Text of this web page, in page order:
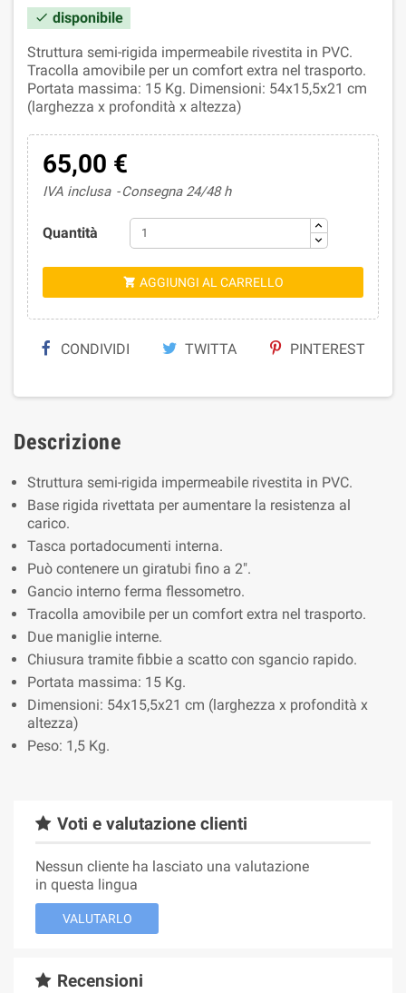
 disponibile
Struttura semi-rigida impermeabile rivestita in PVC.
Tracolla amovibile per un comfort extra nel trasporto.
Portata massima: 15 Kg. Dimensioni: 54x15,5x21 cm
(larghezza x profondità x altezza)
65,00 €
IVA inclusa Consegna 24/48 h
Quantità
 AGGIUNGI AL CARRELLO
CONDIVIDI TWITTA PINTEREST
Descrizione
Struttura semi-rigida impermeabile rivestita in PVC.
Base rigida rivettata per aumentare la resistenza al
carico.
Tasca portadocumenti interna.
Può contenere un giratubi fino a 2".
Gancio interno ferma flessometro.
Tracolla amovibile per un comfort extra nel trasporto.
Due maniglie interne.
Chiusura tramite fibbie a scatto con sgancio rapido.
Portata massima: 15 Kg.
Dimensioni: 54x15,5x21 cm (larghezza x profondità x
altezza)
Peso: 1,5 Kg.
Voti e valutazione clienti
Nessun cliente ha lasciato una valutazione
in questa lingua
VALUTARLO
Recensioni